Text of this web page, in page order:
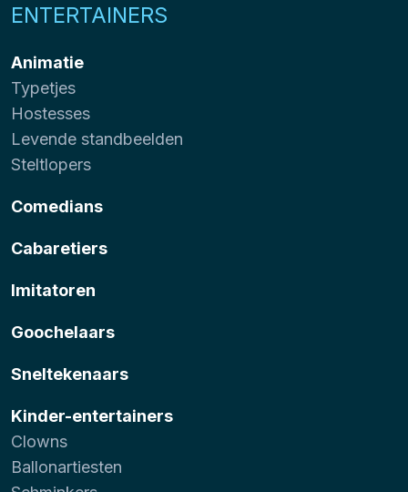
ENTERTAINERS
Animatie
Typetjes
Hostesses
Levende standbeelden
Steltlopers
Comedians
Cabaretiers
Imitatoren
Goochelaars
Sneltekenaars
Kinder-entertainers
Clowns
Ballonartiesten